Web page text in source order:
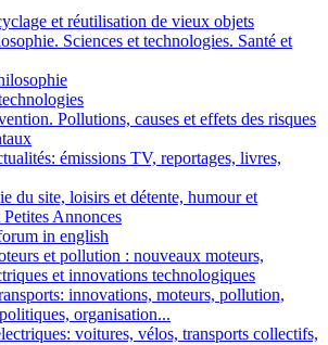
et réutilisation de vieux objets
Sciences et technologies. Santé et
Pollutions, causes et effets des risques
émissions TV, reportages, livres,
du site, loisirs et détente, humour et
Annonces
in english
et pollution : nouveaux moteurs,
et innovations technologiques
innovations, moteurs, pollution,
organisation...
voitures, vélos, transports collectifs,